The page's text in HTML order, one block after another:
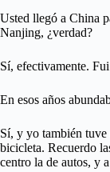
Usted llegó a China
Nanjing, ¿verdad?
Sí, efectivamente.
En esos años
Sí, y yo también tuve
bicicleta. Recuerdo
centro la de autos, y